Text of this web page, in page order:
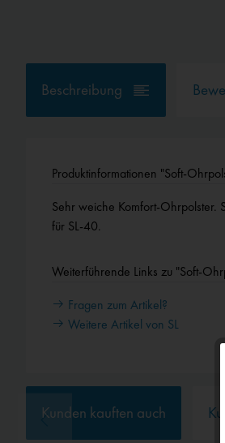
Beschreibung
Produktinformationen "Soft-
Sehr weiche Komfort-Ohrpolster.
für SL-40.
Weiterführende Links zu "Soft-
Fragen zum Artikel?
Weitere Artikel von SL
Kunden kauften auch